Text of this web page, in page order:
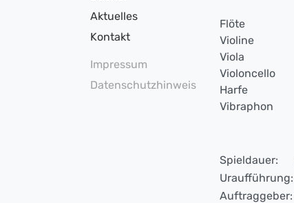
Aktuelles
Kontakt
Impressum
Datenschutzhinweis
Flöte
Violine
Viola
Violoncello
Harfe
Vibraphon
Spieldauer:
Uraufführung:
Auftraggeber: